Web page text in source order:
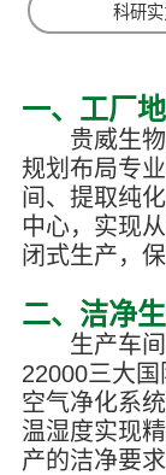
科研实
一、工厂
贵威生物
规划布局专
间、提取纯
中心，实现
闭式生产，
二、洁净
生产车间
22000三大
空气净化系
温湿度实现
产的洁净要求